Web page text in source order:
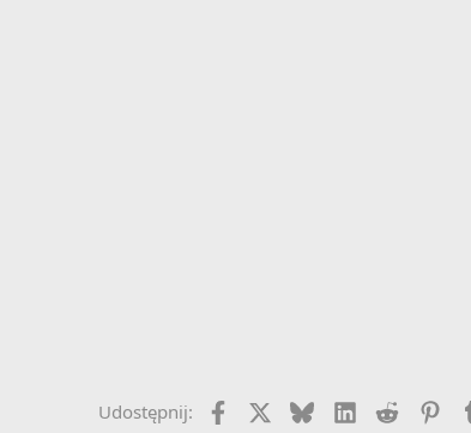
Udostępnij: Facebook BlueskyLinkedIn
Reddit